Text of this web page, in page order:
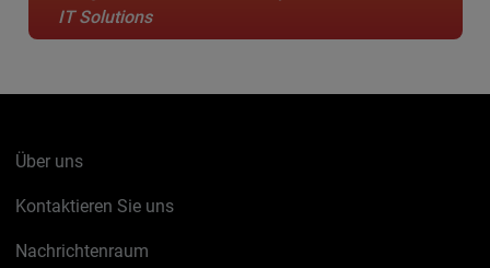
IT Solutions
Über uns
Kontaktieren Sie uns
Nachrichtenraum